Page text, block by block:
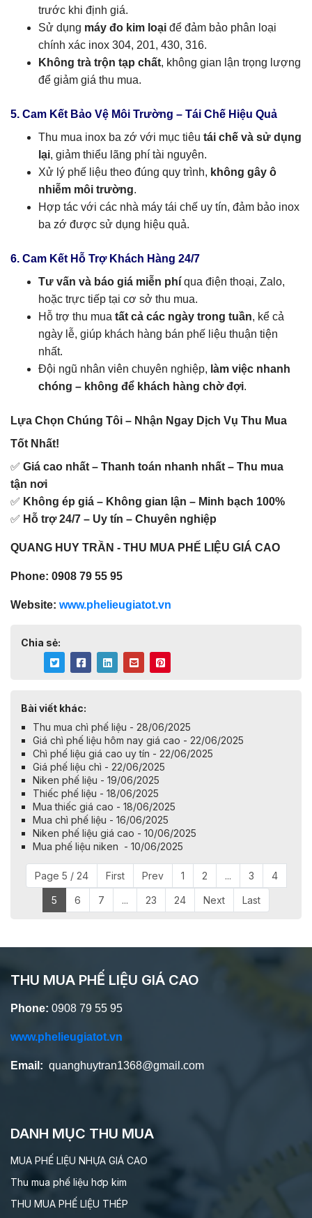
trước khi định giá.
Sử dụng máy đo kim loại để đảm bảo phân loại
chính xác inox 304, 201, 430, 316.
Không trà trộn tạp chất, không gian lận trọng lượng
để giảm giá thu mua.
5. Cam Kết Bảo Vệ Môi Trường – Tái Chế Hiệu Quả
Thu mua inox ba zớ với mục tiêu tái chế và sử dụng
lại, giảm thiểu lãng phí tài nguyên.
Xử lý phế liệu theo đúng quy trình, không gây ô
nhiễm môi trường.
Hợp tác với các nhà máy tái chế uy tín, đảm bảo inox
ba zớ được sử dụng hiệu quả.
6. Cam Kết Hỗ Trợ Khách Hàng 24/7
Tư vấn và báo giá miễn phí qua điện thoại, Zalo,
hoặc trực tiếp tại cơ sở thu mua.
Hỗ trợ thu mua tất cả các ngày trong tuần, kể cả
ngày lễ, giúp khách hàng bán phế liệu thuận tiện
nhất.
Đội ngũ nhân viên chuyên nghiệp, làm việc nhanh
chóng – không để khách hàng chờ đợi.
Lựa Chọn Chúng Tôi – Nhận Ngay Dịch Vụ Thu Mua
Tốt Nhất!
✅ Giá cao nhất – Thanh toán nhanh nhất – Thu mua
tận nơi
✅ Không ép giá – Không gian lận – Minh bạch 100%
✅ Hỗ trợ 24/7 – Uy tín – Chuyên nghiệp
QUANG HUY TRẦN - THU MUA PHẾ LIỆU GIÁ CAO
Phone: 0908 79 55 95
Website: www.phelieugiatot.vn
Chia sẻ:
Bài viết khác:
Thu mua chì phế liệu - 28/06/2025
Giá chì phế liệu hôm nay giá cao - 22/06/2025
Chì phế liệu giá cao uy tín - 22/06/2025
Giá phế liệu chì - 22/06/2025
Niken phế liệu - 19/06/2025
Thiếc phế liệu - 18/06/2025
Mua thiếc giá cao - 18/06/2025
Mua chì phế liệu - 16/06/2025
Niken phế liệu giá cao - 10/06/2025
Mua phế liệu niken - 10/06/2025
Page 5 / 24 First Prev 1 2 ... 3 4
5 6 7 ... 23 24 Next Last
THU MUA PHẾ LIỆU GIÁ CAO
Phone: 0908 79 55 95
www.phelieugiatot.vn
Email: quanghuytran1368@gmail.com
DANH MỤC THU MUA
MUA PHẾ LIỆU NHỰA GIÁ CAO
Thu mua phế liệu hơp kim
THU MUA PHẾ LIỆU THÉP